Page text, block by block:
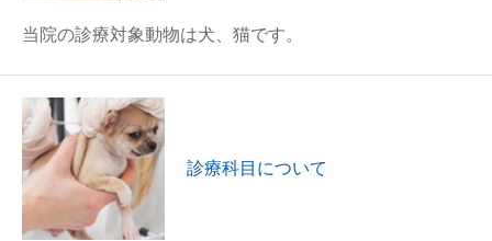
当院の診療対象動物は犬、猫です。
診療科目について